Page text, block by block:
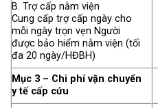
B. Trợ cấp nằm viện
Cung cấp trợ cấp ngày cho
mỗi ngày trọn vẹn Người
được bảo hiểm nằm viện (tối
đa 20 ngày/HĐBH)
Mục 3 – Chi phí vận chuyển
y tế cấp cứu